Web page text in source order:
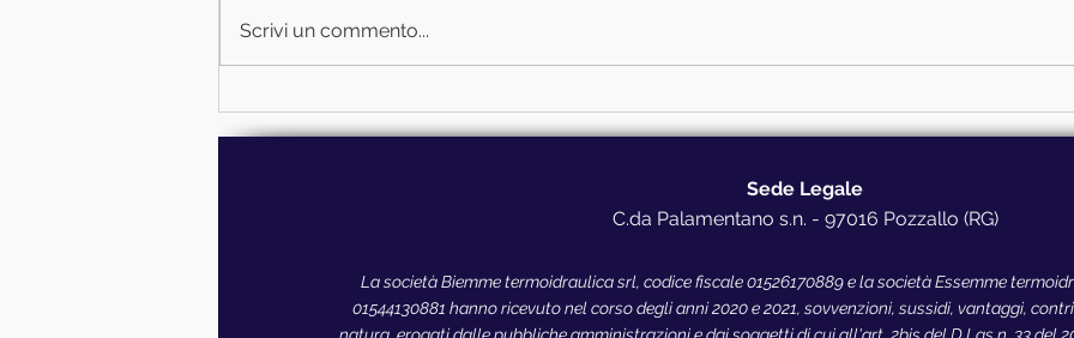
Scrivi un commento...
Sede Legale
C.da Palamentano s.n. - 97016 Pozzallo (RG)
La società Biemme termoidraulica srl, codice fiscale 01526170889 e la società Essemme
01544130881 hanno ricevuto nel corso degli anni 2020 e 2021, sovvenzioni, sussidi, vantaggi,